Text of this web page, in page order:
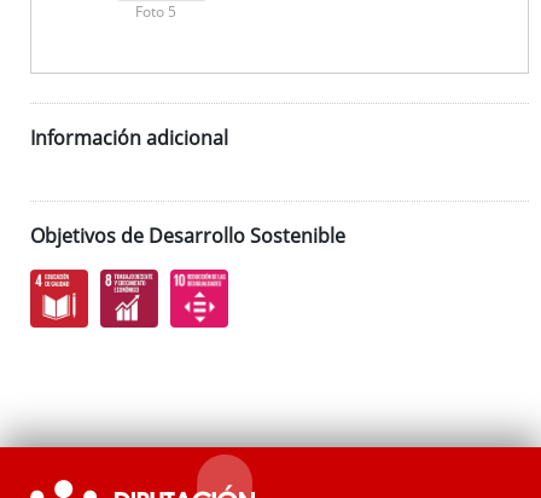
Foto 5
Información adicional
Objetivos de Desarrollo Sostenible